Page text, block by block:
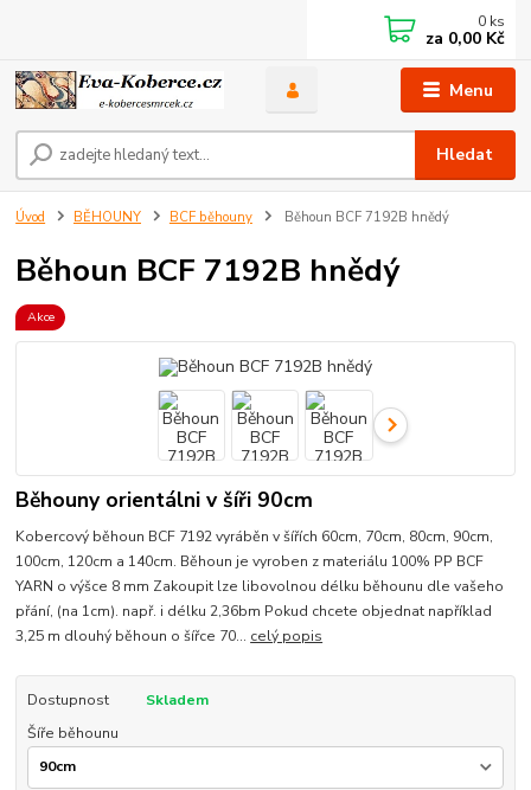
Menu
Hledat
0 ks
za 0,00 Kč
Úvod BĚHOUNY BCF běhouny Běhoun BCF 7192B hnědý
Běhoun BCF 7192B hnědý
Akce
Běhouny orientálni v šíři 90cm
Kobercový běhoun BCF 7192 vyráběn v šířích 60cm, 70cm, 80cm, 90cm,
100cm, 120cm a 140cm. Běhoun je vyroben z materiálu 100% PP BCF
YARN o výšce 8 mm Zakoupit lze libovolnou délku běhounu dle vašeho
přání, (na 1cm). např. i délku 2,36bm Pokud chcete objednat například
3,25 m dlouhý běhoun o šířce 70... celý popis
Dostupnost
Skladem
Šíře běhounu